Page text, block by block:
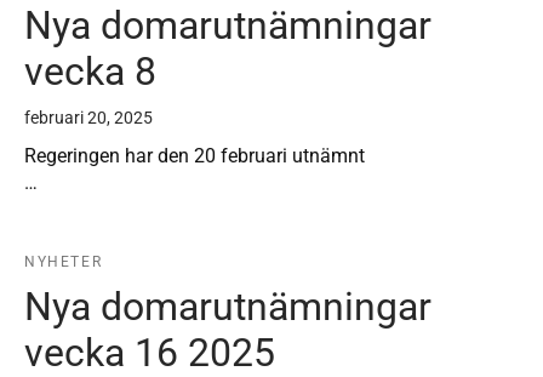
Nya domarutnämningar
vecka 8
februari 20, 2025
Regeringen har den 20 februari utnämnt
…
NYHETER
Nya domarutnämningar
vecka 16 2025